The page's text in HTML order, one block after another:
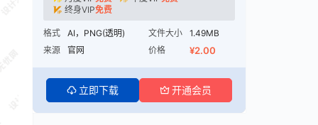
终身VIP免费
格式 AI，PNG(透明) 文件大小
1.49MB
来源
官网 价格 ¥2.00
立即下载 开通会员